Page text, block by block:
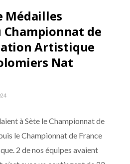
Médailles
de
Artistique
Nat
à Sète le Championnat de
le Championnat de France
2 de nos équipes avaient